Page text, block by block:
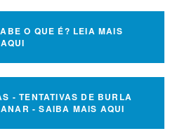
O QUE É? LEIA MAIS
AQUI
- TENTATIVAS DE BURLA
- SAIBA MAIS AQUI